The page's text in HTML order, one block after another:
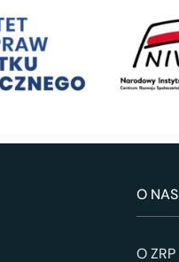
O NAS
O ZRP